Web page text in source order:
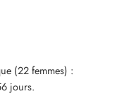
(22 femmes) :
jours.